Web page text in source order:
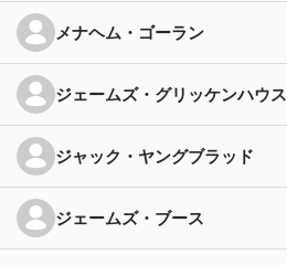
メナヘム・ゴーラン
ジェームズ・グリッケンハウス
ジャック・ヤングブラッド
ジェームズ・ブース